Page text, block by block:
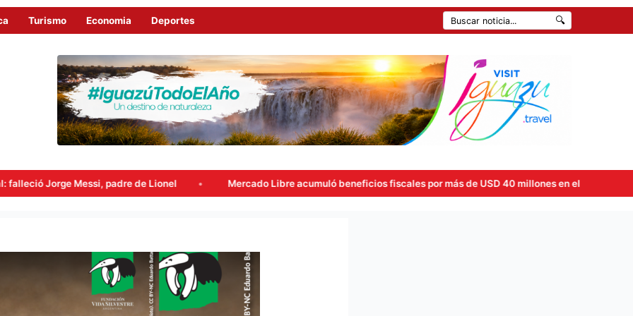
Turismo Economia Deportes 🔍
de Lionel Mercado Libre acumuló beneficios fiscales por más de USD 40 millones en el primer semestre tras la aplicación de